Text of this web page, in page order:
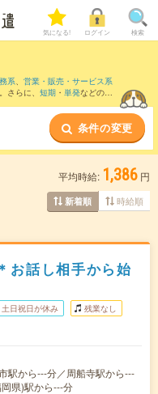
気になる! ログイン 検索
系、 営業・販売・サービス系
さらに、 短期 ・ 単発などの期
など近隣駅のお仕事も
条件の変更
平均時給: 1,386 円
新着順 時給順
お話し相手から始
土日祝日が休み 残業なし
駅から---分／周船寺駅から---
県)駅から---分